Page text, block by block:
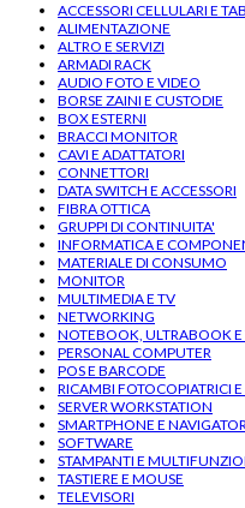
ACCESSORI CELLULARI E
ALIMENTAZIONE
ALTRO E SERVIZI
ARMADI RACK
AUDIO FOTO E VIDEO
BORSE ZAINI E CUSTODIE
BOX ESTERNI
BRACCI MONITOR
CAVI E ADATTATORI
CONNETTORI
DATA SWITCH E ACCESSORI
FIBRA OTTICA
GRUPPI DI CONTINUITA'
INFORMATICA E
MATERIALE DI CONSUMO
MONITOR
MULTIMEDIA E TV
NETWORKING
NOTEBOOK, ULTRABOOK E
PERSONAL COMPUTER
POS E BARCODE
RICAMBI FOTOCOPIATRICI
SERVER WORKSTATION
SMARTPHONE E
SOFTWARE
STAMPANTI E
TASTIERE E MOUSE
TELEVISORI